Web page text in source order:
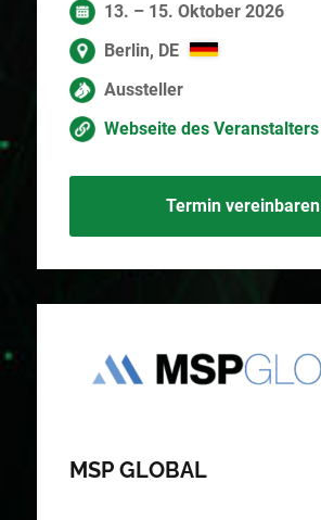
13. – 15. Oktober 2026
Berlin, DE
Aussteller
Webseite des Veranstalters
Termin vereinbaren
MSP GLOBAL